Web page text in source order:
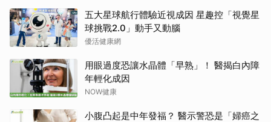
五大星球航行體驗近視成因 星趣控「視覺星
球挑戰2.0」動手又動腦
優活健康網
用眼過度恐讓水晶體「早熟」！ 醫揭白內障
年輕化成因
NOW健康
小腹凸起是中年發福？ 醫示警恐是「婦癌之